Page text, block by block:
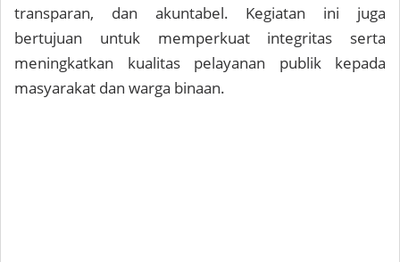
transparan, dan akuntabel. Kegiatan ini juga
bertujuan untuk memperkuat integritas serta
meningkatkan kualitas pelayanan publik kepada
masyarakat dan warga binaan.